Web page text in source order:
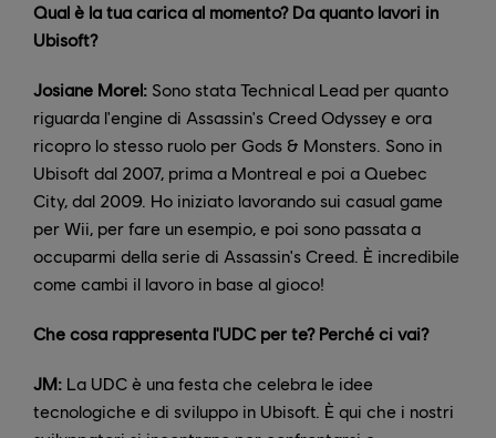
Qual è la tua carica al momento? Da quanto lavori in
Ubisoft?
Josiane Morel: Sono stata Technical Lead per quanto
riguarda l'engine di Assassin's Creed Odyssey e ora
ricopro lo stesso ruolo per Gods & Monsters. Sono in
Ubisoft dal 2007, prima a Montreal e poi a Quebec
City, dal 2009. Ho iniziato lavorando sui casual game
per Wii, per fare un esempio, e poi sono passata a
occuparmi della serie di Assassin's Creed. È incredibile
come cambi il lavoro in base al gioco!
Che cosa rappresenta l'UDC per te? Perché ci vai?
JM: La UDC è una festa che celebra le idee
tecnologiche e di sviluppo in Ubisoft. È qui che i nostri